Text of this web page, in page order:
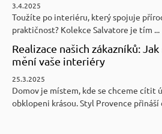
3.4.2025
Toužíte po interiéru, který spojuje
praktičnost? Kolekce Salvatore je tím ...
Realizace našich zákazníků:
mění vaše interiéry
25.3.2025
Domov je místem, kde se chceme cítit
obklopeni krásou. Styl Provence přináší